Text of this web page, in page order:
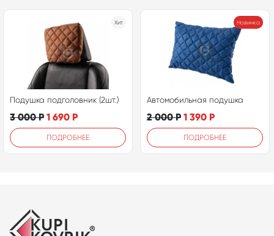
Хит
Подушка подголовник (2шт.)
3 000Р 1 690 Р
ПОДРОБНЕЕ
Новинка
Автомобильная подушка
2 000Р 1 390 Р
ПОДРОБНЕЕ